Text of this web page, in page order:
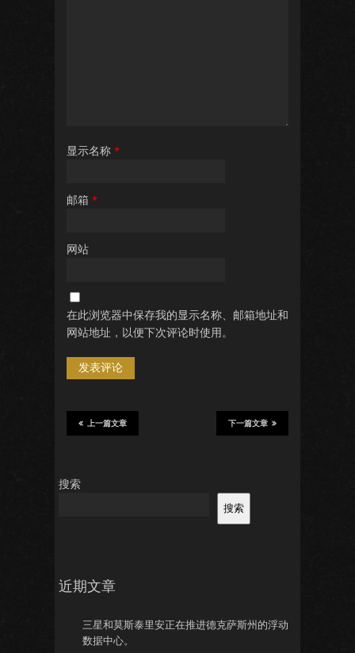
显示名称 *
邮箱 *
网站
在此浏览器中保存我的显示名称、邮箱地址和
网站地址，以便下次评论时使用。
下一篇文章
上一篇文章
搜索
搜索
近期文章
三星和莫斯泰里安正在推进德克萨斯州的浮动
数据中心。